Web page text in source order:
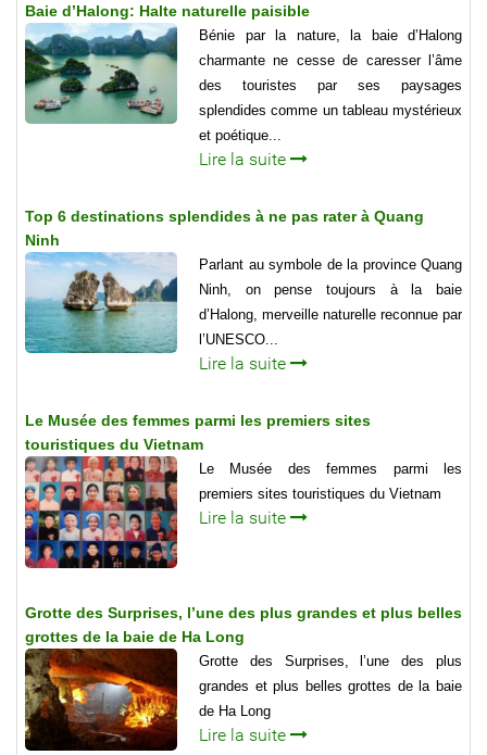
Baie d’Halong: Halte naturelle paisible
Bénie par la nature, la baie d’Halong
charmante ne cesse de caresser l’âme
des touristes par ses paysages
splendides comme un tableau mystérieux
et poétique...
Lire la suite
Top 6 destinations splendides à ne pas rater à Quang
Ninh
Parlant au symbole de la province Quang
Ninh, on pense toujours à la baie
d’Halong, merveille naturelle reconnue par
l’UNESCO...
Lire la suite
Le Musée des femmes parmi les premiers sites
touristiques du Vietnam
Le Musée des femmes parmi les
premiers sites touristiques du Vietnam
Lire la suite
Grotte des Surprises, l’une des plus grandes et plus belles
grottes de la baie de Ha Long
Grotte des Surprises, l’une des plus
grandes et plus belles grottes de la baie
de Ha Long
Lire la suite